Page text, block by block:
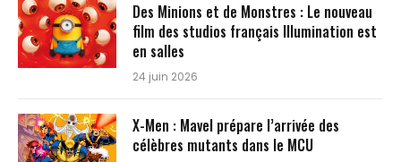
Des Minions et de Monstres : Le nouveau
film des studios français Illumination est
en salles
24 juin 2026
X-Men : Mavel prépare l’arrivée des
célèbres mutants dans le MCU